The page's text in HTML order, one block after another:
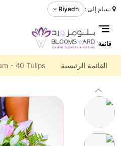
قائمة
يسلم إلى : Riyadh
القائمة الرئيسية - 40 Tulips